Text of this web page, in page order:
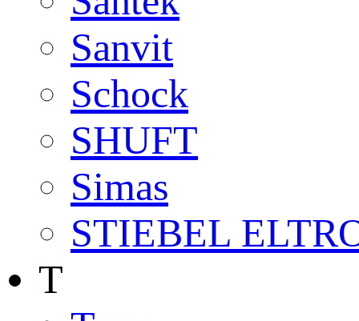
Sanvit
Schock
SHUFT
Simas
STIEBEL
T